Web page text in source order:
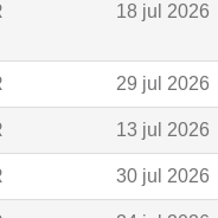
18 jul 2026
29 jul 2026
13 jul 2026
30 jul 2026